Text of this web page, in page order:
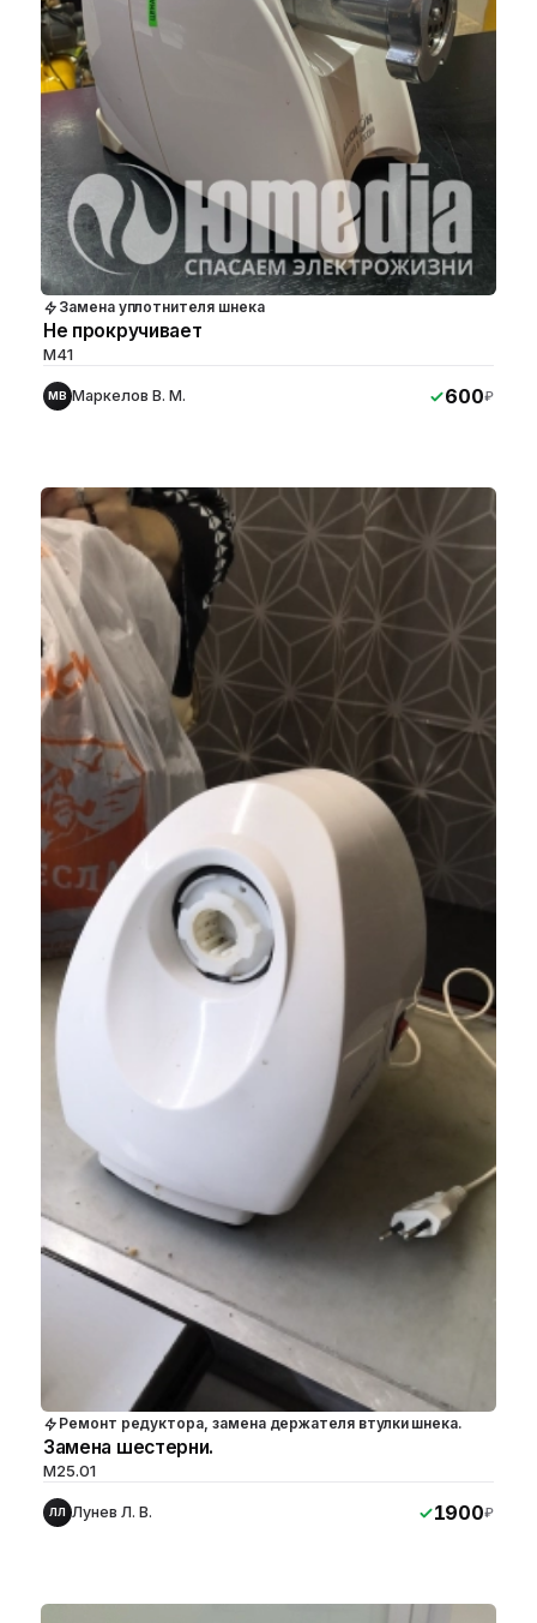
Замена уплотнителя шнека
Не прокручивает
M41
МВ Маркелов В. М. 600₽
Ремонт редуктора, замена держателя втулки шнека.
Замена шестерни.
М25.01
ЛЛ Лунев Л. В. 1900₽